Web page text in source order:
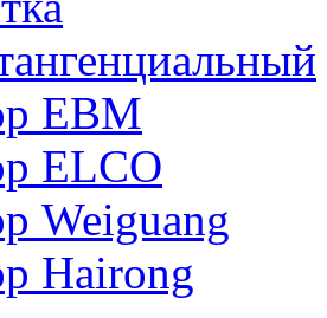
EBM
ELCO
Weiguang
Hairong